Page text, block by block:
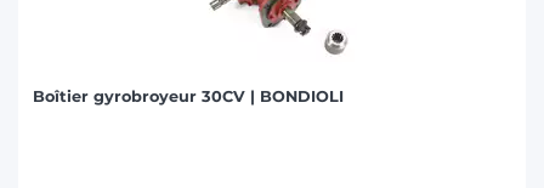
Boîtier gyrobroyeur 30CV | BONDIOLI